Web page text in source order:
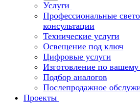
Услуги
Профессиональные
консультации
Технические услуги
Освещение под ключ
Цифровые услуги
Изготовление по вашему
Подбор аналогов
Послепродажное
Проекты